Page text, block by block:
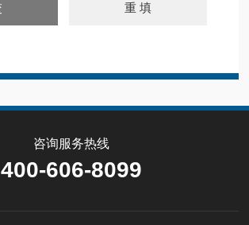
咨询服务热线
400-606-8099